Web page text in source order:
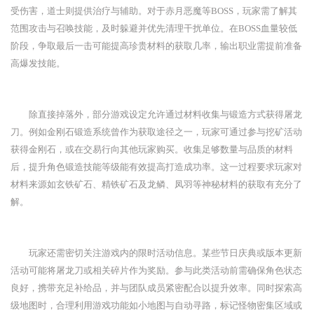
受伤害，道士则提供治疗与辅助。对于赤月恶魔等BOSS，玩家需了解其
范围攻击与召唤技能，及时躲避并优先清理干扰单位。在BOSS血量较低
阶段，争取最后一击可能提高珍贵材料的获取几率，输出职业需提前准备
高爆发技能。
除直接掉落外，部分游戏设定允许通过材料收集与锻造方式获得屠龙
刀。例如金刚石锻造系统曾作为获取途径之一，玩家可通过参与挖矿活动
获得金刚石，或在交易行向其他玩家购买。收集足够数量与品质的材料
后，提升角色锻造技能等级能有效提高打造成功率。这一过程要求玩家对
材料来源如玄铁矿石、精铁矿石及龙鳞、凤羽等神秘材料的获取有充分了
解。
玩家还需密切关注游戏内的限时活动信息。某些节日庆典或版本更新
活动可能将屠龙刀或相关碎片作为奖励。参与此类活动前需确保角色状态
良好，携带充足补给品，并与团队成员紧密配合以提升效率。同时探索高
级地图时，合理利用游戏功能如小地图与自动寻路，标记怪物密集区域或